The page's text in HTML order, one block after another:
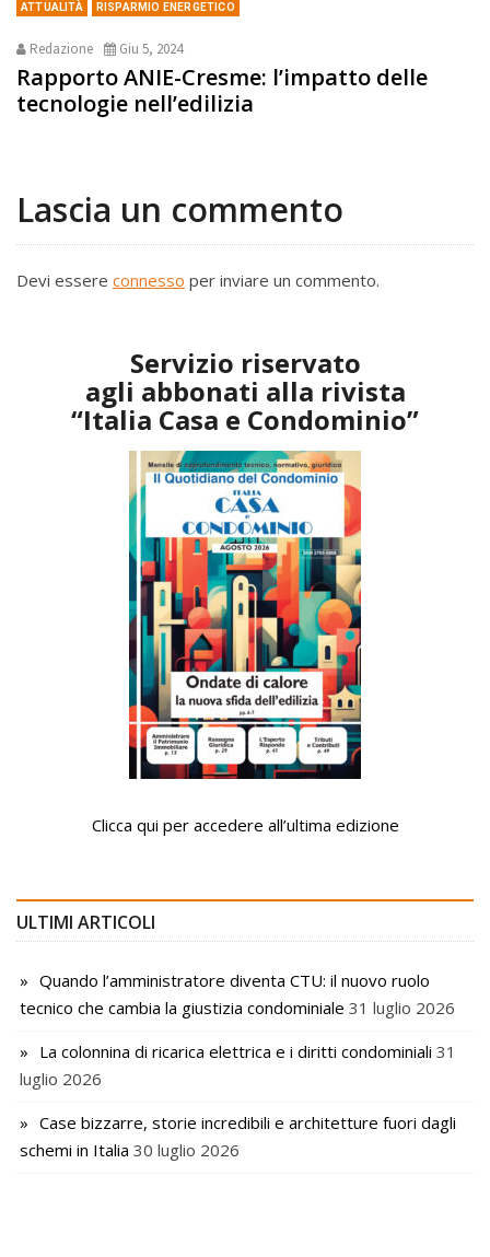
ATTUALITÀ RISPARMIO ENERGETICO
Redazione Giu 5, 2024
Rapporto ANIE-Cresme: l’impatto delle
tecnologie nell’edilizia
Lascia un commento
Devi essere connesso per inviare un commento.
Servizio riservato
agli abbonati alla rivista
“Italia Casa e Condominio”
Clicca qui per accedere all’ultima edizione
ULTIMI ARTICOLI
Quando l’amministratore diventa CTU: il nuovo ruolo
tecnico che cambia la giustizia condominiale 31 luglio 2026
La colonnina di ricarica elettrica e i diritti condominiali 31
luglio 2026
Case bizzarre, storie incredibili e architetture fuori dagli
schemi in Italia 30 luglio 2026